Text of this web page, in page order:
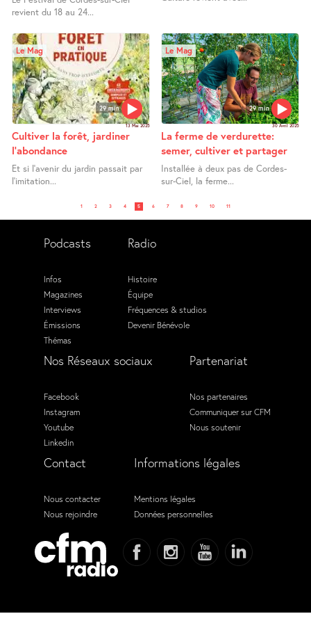
revient du 18 au 24...
29 min
Le Mag
13 Mai 2025
Cultiver la forêt, jardiner
l’abondance
Et si l’avenir du jardin passait par
l’imitation...
29 min
Le Mag
30 Avril 2025
La ferme de verdurette:
semer, cultiver et partager
Installée à deux pas de Cordes-
sur-Ciel, la ferme...
1 2 3 4 5 6 7 8 9 10 11
Podcasts
Infos
Magazines
Interviews
Émissions
Thémas
Radio
Histoire
Équipe
Fréquences & studios
Devenir Bénévole
Nos Réseaux sociaux
Facebook
Instagram
Youtube
Linkedin
Partenariat
Nos partenaires
Communiquer sur CFM
Nous soutenir
Contact
Nous contacter
Nous rejoindre
Informations légales
Mentions légales
Données personnelles